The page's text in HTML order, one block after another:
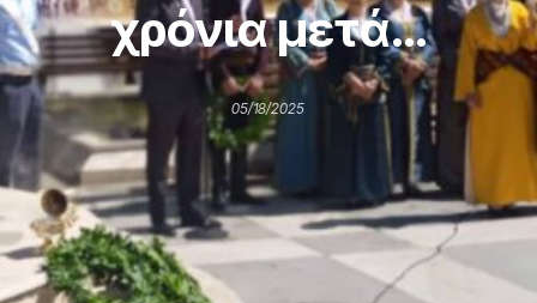
χρόνια μετά…
05/18/2025